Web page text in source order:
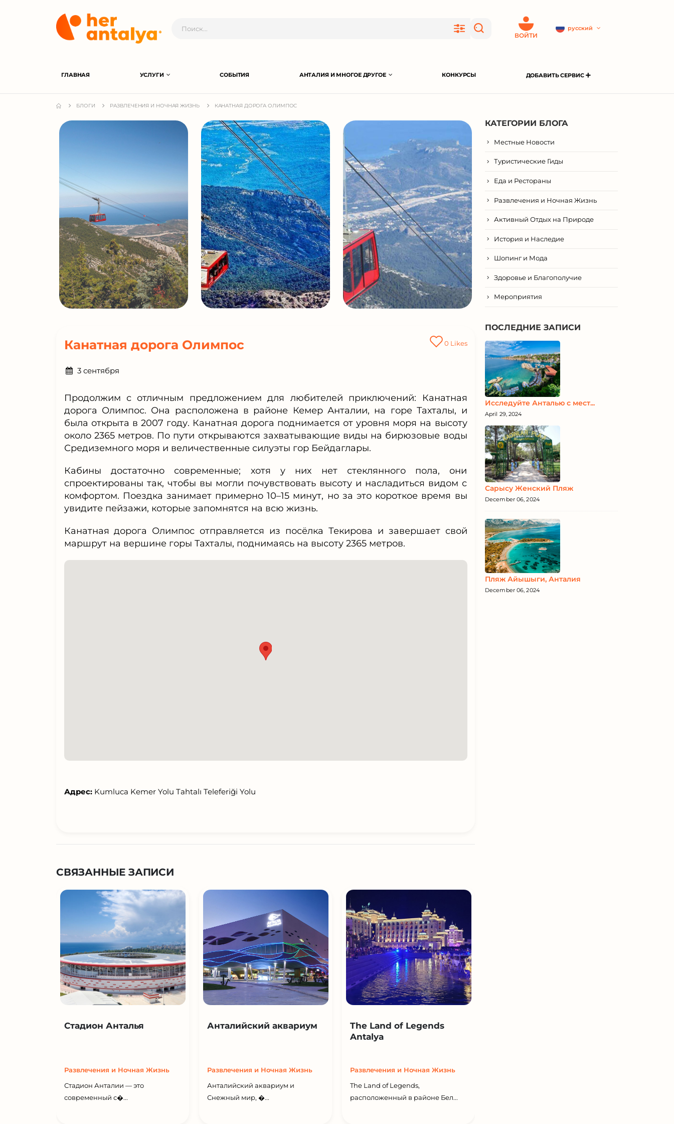
ВОЙТИ
русский
ГЛАВНАЯ УСЛУГИ СОБЫТИЯ АНТАЛИЯ И МНОГОЕ ДРУГОЕ КОНКУРСЫ ДОБАВИТЬ СЕРВИС
БЛОГИ РАЗВЛЕЧЕНИЯ И НОЧНАЯ ЖИЗНЬ КАНАТНАЯ ДОРОГА ОЛИМПОС
0 Likes
Канатная дорога Олимпос
3 сентября
Продолжим с отличным предложением для любителей приключений: Канатная
дорога Олимпос. Она расположена в районе Кемер Анталии, на горе Тахталы, и
была открыта в 2007 году. Канатная дорога поднимается от уровня моря на высоту
около 2365 метров. По пути открываются захватывающие виды на бирюзовые воды
Средиземного моря и величественные силуэты гор Бейдаглары.
Кабины достаточно современные; хотя у них нет стеклянного пола, они
спроектированы так, чтобы вы могли почувствовать высоту и насладиться видом с
комфортом. Поездка занимает примерно 10–15 минут, но за это короткое время вы
увидите пейзажи, которые запомнятся на всю жизнь.
Канатная дорога Олимпос отправляется из посёлка Текирова и завершает свой
маршрут на вершине горы Тахталы, поднимаясь на высоту 2365 метров.
Адрес:Kumluca Kemer Yolu Tahtalı Teleferiği Yolu
СВЯЗАННЫЕ ЗАПИСИ
Стадион Анталья
Развлечения и Ночная Жизнь
Стадион Анталии — это
современный с�...
Анталийский аквариум
Развлечения и Ночная Жизнь
Анталийский аквариум и
Снежный мир, �...
The Land of Legends
Antalya
Развлечения и Ночная Жизнь
The Land of Legends,
расположенный в районе Бел...
КАТЕГОРИИ БЛОГА
Местные Новости
Туристические Гиды
Еда и Рестораны
Развлечения и Ночная Жизнь
Активный Отдых на Природе
История и Наследие
Шопинг и Мода
Здоровье и Благополучие
Мероприятия
ПОСЛЕДНИЕ ЗАПИСИ
Исследуйте Анталью с мест...
April 29, 2024
Сарысу Женский Пляж
December 06, 2024
Пляж Айышыги, Анталия
December 06, 2024